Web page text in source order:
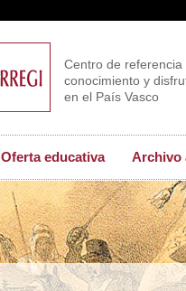
Centro de referencia
conocimiento y
en el País Vasco
Oferta educativa Archivo